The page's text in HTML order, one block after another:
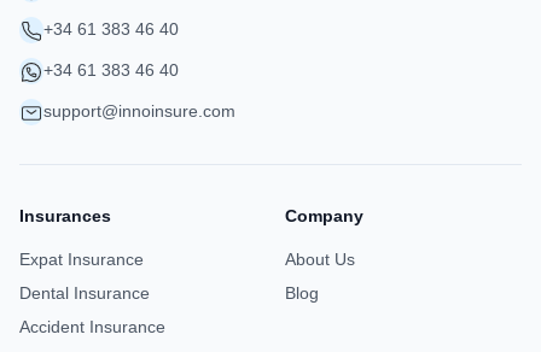
+34 61 383 46 40
+34 61 383 46 40
support@innoinsure.com
Insurances
Expat Insurance
Dental Insurance
Accident Insurance
Company
About Us
Blog